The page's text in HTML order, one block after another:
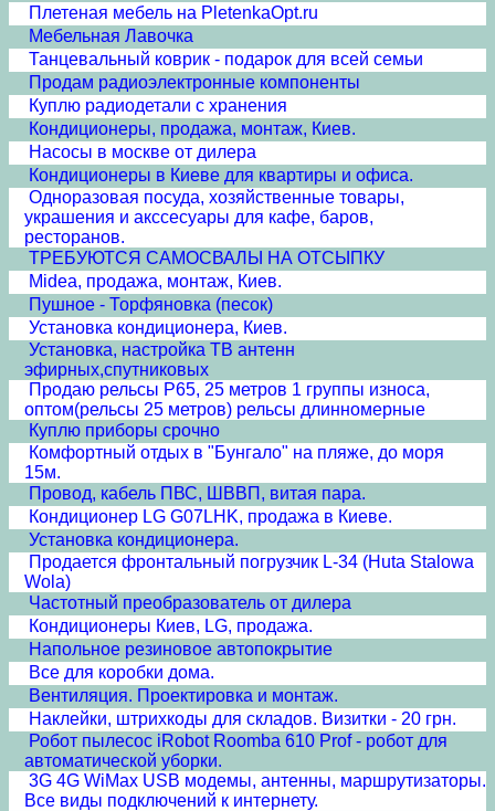
Плетеная мебель на PletenkaOpt.ru
Мебельная Лавочка
Танцевальный коврик - подарок для всей семьи
Продам радиоэлектронные компоненты
Куплю радиодетали с хранения
Кондиционеры, продажа, монтаж, Киев.
Насосы в москве от дилера
Кондиционеры в Киеве для квартиры и офиса.
Одноразовая посуда, хозяйственные товары,
украшения и акссесуары для кафе, баров,
ресторанов.
ТРЕБУЮТСЯ САМОСВАЛЫ НА ОТСЫПКУ
Midea, продажа, монтаж, Киев.
Пушное - Торфяновка (песок)
Установка кондиционера, Киев.
Установка, настройка ТВ антенн
эфирных,спутниковых
Продаю рельсы Р65, 25 метров 1 группы износа,
оптом(рельсы 25 метров) рельсы длинномерные
Куплю приборы срочно
Комфортный отдых в "Бунгало" на пляже, до моря
15м.
Провод, кабель ПВС, ШВВП, витая пара.
Кондиционер LG G07LHK, продажа в Киеве.
Установка кондиционера.
Продается фронтальный погрузчик L-34 (Huta Stalowa
Wola)
Частотный преобразователь от дилера
Кондиционеры Киев, LG, продажа.
Напольное резиновое автопокрытие
Все для коробки дома.
Вентиляция. Проектировка и монтаж.
Наклейки, штрихкоды для складов. Визитки - 20 грн.
Робот пылесос iRobot Roomba 610 Prof - робот для
автоматической уборки.
3G 4G WiMax USB модемы, антенны, маршрутизаторы.
Все виды подключений к интернету.